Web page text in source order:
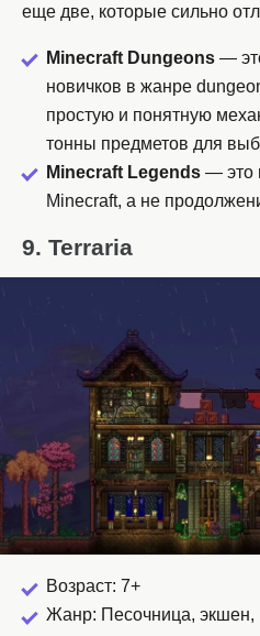
еще две, которые сильно
Minecraft Dungeons —
новичков в жанре
простую и понятную
тонны предметов для
Minecraft Legends — это
Minecraft, а не
9. Terraria
Возраст: 7+
Жанр: Песочница, экшен,